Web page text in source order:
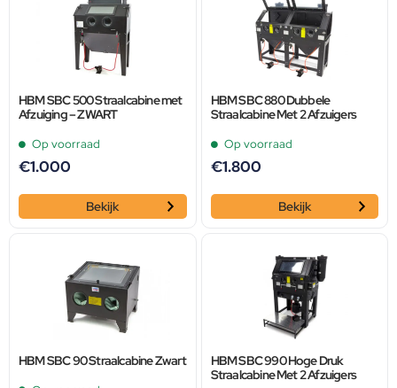
HBM SBC 500 Straalcabine met
Afzuiging – ZWART
Op voorraad
€1.000
Bekijk
HBM SBC 880 Dubbele
Straalcabine Met 2 Afzuigers
Op voorraad
€1.800
Bekijk
HBM SBC 90 Straalcabine Zwart
HBM SBC 990 Hoge Druk
Straalcabine Met 2 Afzuigers